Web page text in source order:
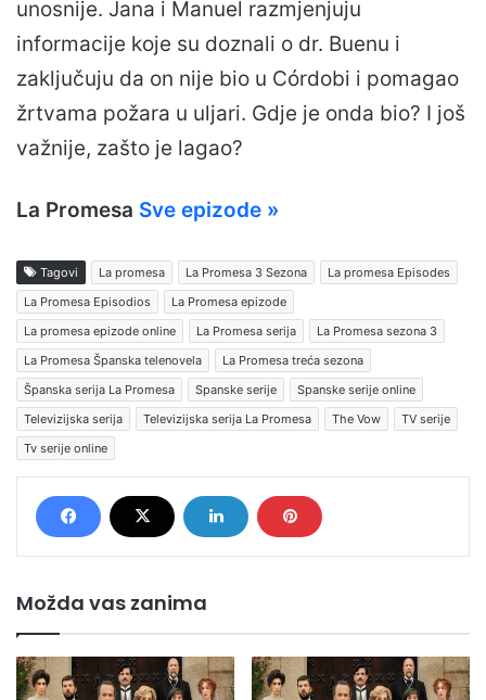
unosnije. Jana i Manuel razmjenjuju
informacije koje su doznali o dr. Buenu i
zaključuju da on nije bio u Córdobi i pomagao
žrtvama požara u uljari. Gdje je onda bio? I još
važnije, zašto je lagao?
La Promesa Sve epizode »
Tagovi La promesa La Promesa 3 Sezona
La promesa Episodes
La Promesa Episodios
La Promesa epizode
La promesa epizode online
La Promesa serija
La Promesa sezona 3
La Promesa Španska telenovela
La Promesa treća sezona
Španska serija La Promesa
Spanske serije
Spanske serije online
Televizijska serija
Televizijska serija La Promesa The Vow
TV serije
Tv serije online
Možda vas zanima